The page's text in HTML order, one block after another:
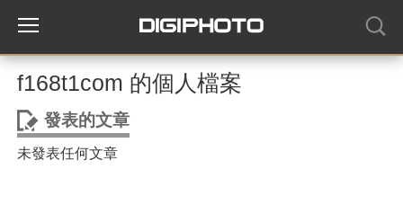
f168t1com 的個人檔案
發表的文章
未發表任何文章